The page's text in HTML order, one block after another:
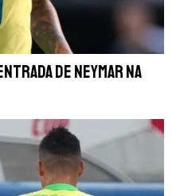
de Neymar na